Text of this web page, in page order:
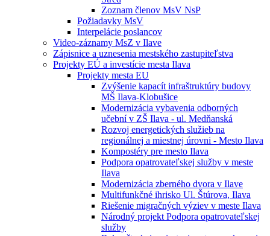
Zoznam členov MsV NsP
Požiadavky MsV
Interpelácie poslancov
Video-záznamy MsZ v Ilave
Zápisnice a uznesenia mestského zastupiteľstva
Projekty EÚ a investície mesta Ilava
Projekty mesta EU
Zvýšenie kapacít infraštruktúry budovy
MŠ Ilava-Klobušice
Modernizácia vybavenia odborných
učební v ZŠ Ilava - ul. Medňanská
Rozvoj energetických služieb na
regionálnej a miestnej úrovni - Mesto Ilava
Kompostéry pre mesto Ilava
Podpora opatrovateľskej služby v meste
Ilava
Modernizácia zberného dvora v Ilave
Multifunkčné ihrisko Ul. Štúrova, Ilava
Riešenie migračných výziev v meste Ilava
Národný projekt Podpora opatrovateľskej
služby